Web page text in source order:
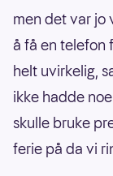
men det var jo
å få en telefon
helt uvirkelig,
ikke hadde
skulle bruke
ferie på da vi